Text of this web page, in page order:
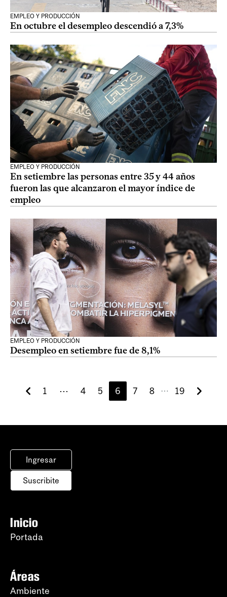
EMPLEO Y PRODUCCIÓN
En octubre el desempleo descendió a 7,3%
EMPLEO Y PRODUCCIÓN
En setiembre las personas entre 35 y 44 años
fueron las que alcanzaron el mayor índice de
empleo
EMPLEO Y PRODUCCIÓN
Desempleo en setiembre fue de 8,1%
1 ⋯ 4 5 6 7 8 ⋯ 19
Ingresar
Suscribite
Inicio
Portada
Áreas
Ambiente